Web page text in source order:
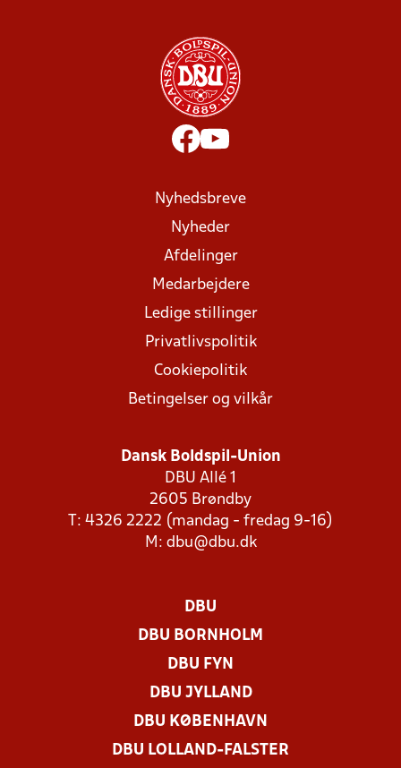
Nyhedsbreve
Nyheder
Afdelinger
Medarbejdere
Ledige stillinger
Privatlivspolitik
Cookiepolitik
Betingelser og vilkår
Dansk Boldspil-Union
DBU Allé 1
2605 Brøndby
T: 4326 2222 (mandag - fredag 9-16)
M: dbu@dbu.dk
DBU
DBU BORNHOLM
DBU FYN
DBU JYLLAND
DBU KØBENHAVN
DBU LOLLAND-FALSTER